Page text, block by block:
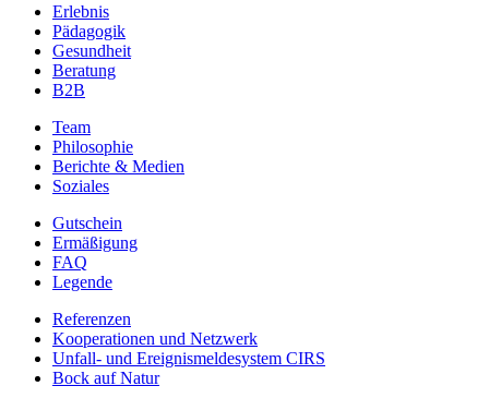
Erlebnis
Pädagogik
Gesundheit
Beratung
B2B
Team
Philosophie
Berichte & Medien
Soziales
Gutschein
Ermäßigung
FAQ
Legende
Referenzen
Kooperationen und Netzwerk
Unfall- und Ereignismeldesystem CIRS
Bock auf Natur